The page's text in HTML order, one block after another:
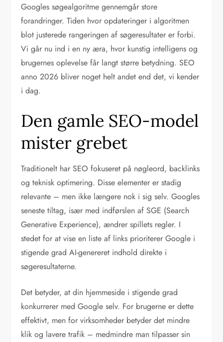
Googles søgealgoritme gennemgår store
forandringer. Tiden hvor opdateringer i algoritmen
blot justerede rangeringen af søgeresultater er forbi.
Vi går nu ind i en ny æra, hvor kunstig intelligens og
brugernes oplevelse får langt større betydning. SEO
anno 2026 bliver noget helt andet end det, vi kender
i dag.
Den gamle SEO-model
mister grebet
Traditionelt har SEO fokuseret på nøgleord, backlinks
og teknisk optimering. Disse elementer er stadig
relevante – men ikke længere nok i sig selv. Googles
seneste tiltag, især med indførslen af SGE (Search
Generative Experience), ændrer spillets regler. I
stedet for at vise en liste af links prioriterer Google i
stigende grad AI-genereret indhold direkte i
søgeresultaterne.
Det betyder, at din hjemmeside i stigende grad
konkurrerer med Google selv. For brugerne er dette
effektivt, men for virksomheder betyder det mindre
klik og lavere trafik – medmindre man tilpasser sin